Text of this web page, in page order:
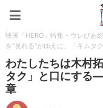
映画「HERO」特集 - ウレぴあ
を“畏れる”がゆえに、「キム
わたしたちは木村
タク」と口にする
章